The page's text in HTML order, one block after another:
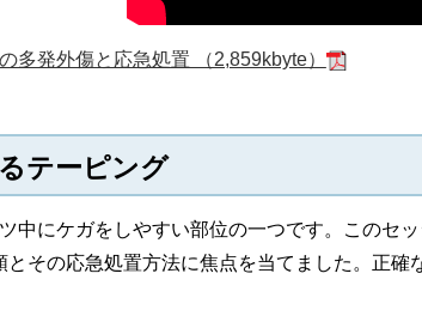
多発外傷と応急処置 （2,859kbyte）
テーピング
中にケガをしやすい部位の一つです。このセ
とその応急処置方法に焦点を当てました。正